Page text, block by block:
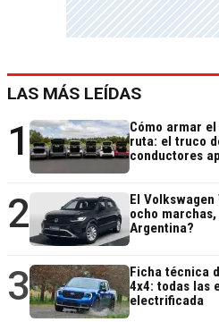
LAS MÁS LEÍDAS
1
Cómo armar
ruta: el truco
conductores
2
El
ocho
Argentina?
3
Ficha técnica
4x4: todas las
electrificada